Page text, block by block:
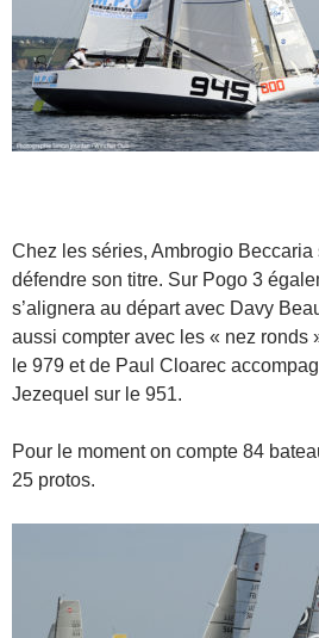
Chez les séries, Ambrogio Beccaria
défendre son titre. Sur Pogo 3
s’alignera au départ avec Davy
aussi compter avec les « nez ronds
le 979 et de Paul Cloarec
Jezequel sur le 951.
Pour le moment on compte 84
25 protos.